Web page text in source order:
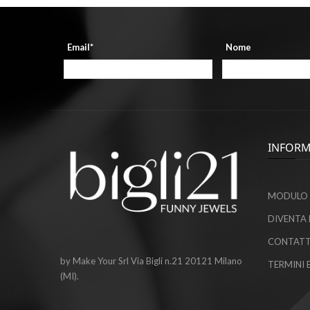
Email*
Nome
by Make Your Srl Via Bigli n.21 20121 Milano
(MI).
MODULO
DIVENTA
TERMINI